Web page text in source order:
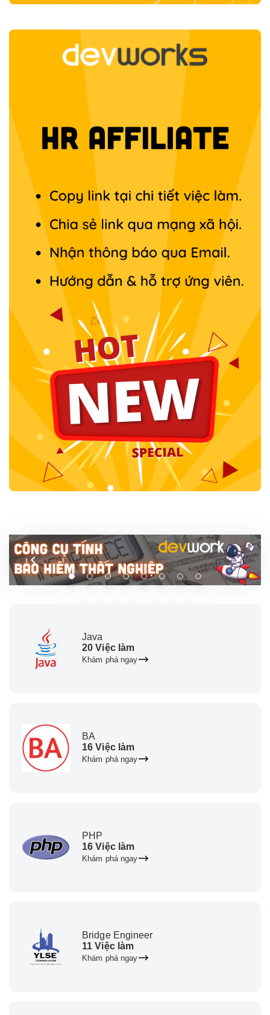
Java
20 Việc làm
Khám phá ngay
BA
16 Việc làm
Khám phá ngay
PHP
16 Việc làm
Khám phá ngay
Bridge Engineer
11 Việc làm
Khám phá ngay